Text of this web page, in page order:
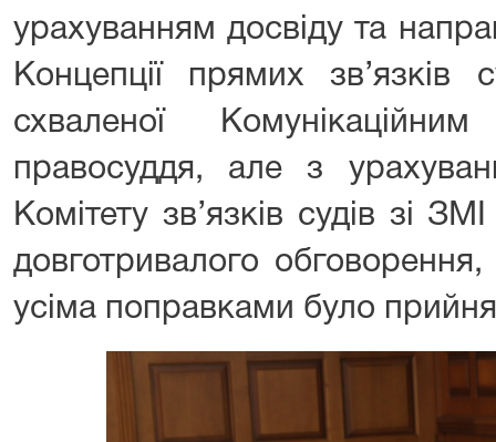
урахуванням досвіду та
Концепції прямих зв’язків
схваленої
правосуддя, але з
Комітету зв’язків судів зі
довготривалого обговорення,
усіма поправками було